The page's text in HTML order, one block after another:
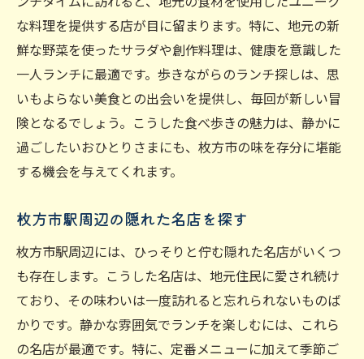
な料理を提供する店が目に留まります。特に、地元の新
鮮な野菜を使ったサラダや創作料理は、健康を意識した
一人ランチに最適です。歩きながらのランチ探しは、思
いもよらない美食との出会いを提供し、毎回が新しい冒
険となるでしょう。こうした食べ歩きの魅力は、静かに
過ごしたいおひとりさまにも、枚方市の味を存分に堪能
する機会を与えてくれます。
枚方市駅周辺の隠れた名店を探す
枚方市駅周辺には、ひっそりと佇む隠れた名店がいくつ
も存在します。こうした名店は、地元住民に愛され続け
ており、その味わいは一度訪れると忘れられないものば
かりです。静かな雰囲気でランチを楽しむには、これら
の名店が最適です。特に、定番メニューに加えて季節ご